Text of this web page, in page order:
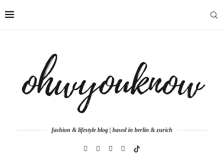
fashion & lifestyle blog | based in berlin & zurich